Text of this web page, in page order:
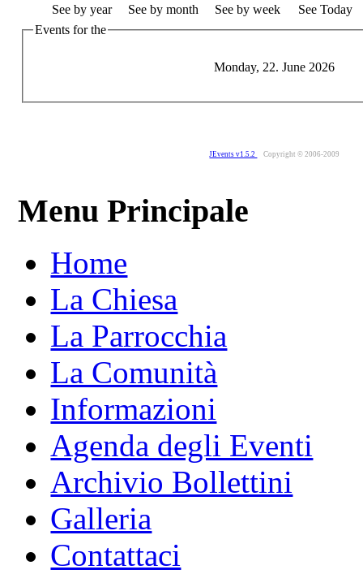
See by year See by month See by week
See Today
Events for the
Monday, 22. June 2026
JEvents v1.5.2 Copyright © 2006-2009
Menu Principale
Home
La Chiesa
La Parrocchia
La Comunità
Informazioni
Agenda degli Eventi
Archivio Bollettini
Galleria
Contattaci